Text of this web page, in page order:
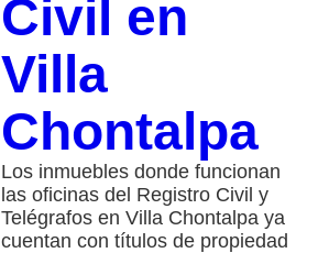
Civil en
Villa
Chontalpa
Los inmuebles donde funcionan
las oficinas del Registro Civil y
Telégrafos en Villa Chontalpa ya
cuentan con títulos de propiedad